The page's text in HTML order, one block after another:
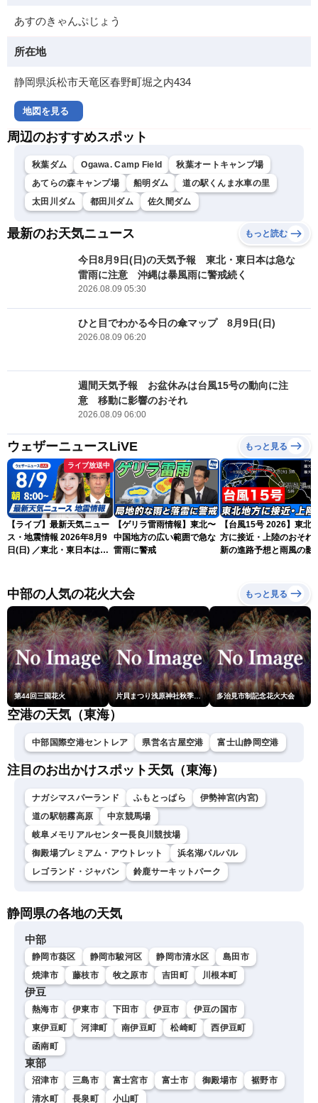
あすのきゃんぷじょう
所在地
静岡県浜松市天竜区春野町堀之内434
地図を見る
周辺のおすすめスポット
秋葉ダム Ogawa. Camp Field
秋葉オートキャンプ場
あてらの森キャンプ場
船明ダム
道の駅くんま水車の里
太田川ダム
都田川ダム 佐久間ダム
最新のお天気ニュース もっと読む
今日8月9日(日)の天気予報 東北・東日本は急な
雷雨に注意 沖縄は暴風雨に警戒続く
2026.08.09 05:30
ひと目でわかる今日の傘マップ 8月9日(日)
2026.08.09 06:20
週間天気予報 お盆休みは台風15号の動向に注
意 移動に影響のおそれ
2026.08.09 06:00
ウェザーニュースLiVE もっと見る
ライブ放送中
【ライブ】最新天気ニュー
ス・地震情報 2026年8月9
日(日) ／東北・東日本は急
ュースLiVEサンシャイン・
岡本結子リサ／山口剛央〉
【ゲリラ雷雨情報】東北〜
中国地方の広い範囲で急な
雷雨に警戒
【台風15号 2026】東北
方に接近・上陸のおそれ
新の進路予想と雨風の影
中部の人気の花火大会 もっと見る
第44回三国花火 片貝まつり浅原神社秋季例大祭奉納大煙火 多治見市制記念花火大会
空港の天気（東海）
中部国際空港セントレア 県営名古屋空港 富士山静岡空港
注目のお出かけスポット天気（東海）
ナガシマスパーランド ふもとっぱら
伊勢神宮(内宮)
道の駅朝霧高原
中京競馬場
岐阜メモリアルセンター長良川競技場
御殿場プレミアム・アウトレット
浜名湖パルパル
レゴランド・ジャパン
鈴鹿サーキットパーク
静岡県の各地の天気
中部
静岡市葵区 静岡市駿河区 静岡市清水区
島田市
焼津市
藤枝市 牧之原市 吉田町 川根本町
伊豆
熱海市 伊東市 下田市 伊豆市
伊豆の国市
東伊豆町
河津町 南伊豆町 松崎町
西伊豆町
函南町
東部
沼津市 三島市 富士宮市 富士市 御殿場市
裾野市
清水町
長泉町 小山町